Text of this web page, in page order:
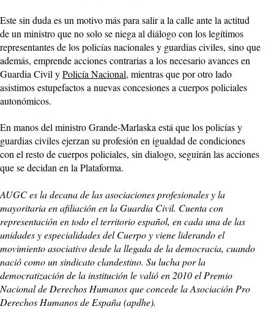
Este sin duda es un motivo más para salir a la calle ante la actitud
de un ministro que no solo se niega al diálogo con los legítimos
representantes de los policías nacionales y guardias civiles, sino que
además, emprende acciones contrarias a los necesario avances en
Guardia Civil yPolicía Nacional, mientras que por otro lado
asistimos estupefactos a nuevas concesiones a cuerpos policiales
autonómicos.
En manos del ministro Grande-Marlaska está que los policías y
guardias civiles ejerzan su profesión en igualdad de condiciones
con el resto de cuerpos policiales, sin dialogo, seguirán las acciones
que se decidan en la Plataforma.
AUGC es la decana de las asociaciones profesionales y la
mayoritaria en afiliación en la Guardia Civil. Cuenta con
representación en todo el territorio español, en cada una de las
unidades y especialidades del Cuerpo y viene liderando el
movimiento asociativo desde la llegada de la democracia, cuando
nació como un sindicato clandestino. Su lucha por la
democratización de la institución le valió en 2010 el Premio
Nacional de Derechos Humanos que concede la Asociación Pro
Derechos Humanos de España (apdhe).